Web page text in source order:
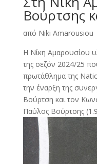
Βούρτσης
από Niki Amarousiou
Η Νίκη Αμαρουσίου
της σεζόν 2024/25
πρωτάθλημα της
την έναρξη της
Βούρτση και τον
Παύλος Βούρτσης